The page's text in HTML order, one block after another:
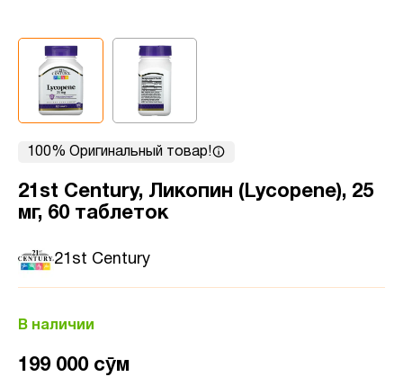
100% Оригинальный товар!
21st Century, Ликопин (Lycopene), 25
мг, 60 таблеток
21st Century
В наличии
199 000 сӯм